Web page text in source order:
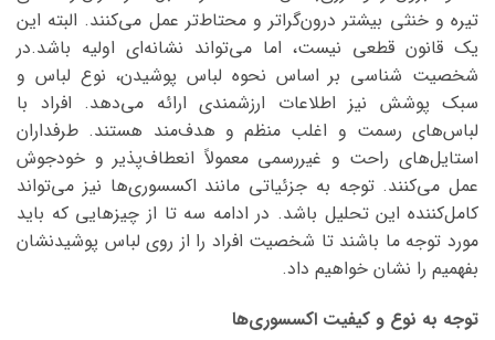
تیره و خنثی بیشتر درون‌گراتر و محتاط‌تر عمل می‌کنند. البته این
یک قانون قطعی نیست، اما می‌تواند نشانه‌ای اولیه باشد.در
شخصیت شناسی بر اساس نحوه لباس پوشیدن، نوع لباس و
سبک پوشش نیز اطلاعات ارزشمندی ارائه می‌دهد. افراد با
لباس‌های رسمت و اغلب منظم و هدف‌مند هستند. طرفداران
استایل‌های راحت و غیررسمی معمولاً انعطاف‌پذیر و خودجوش
عمل می‌کنند. توجه به جزئیاتی مانند اکسسوری‌ها نیز می‌تواند
کامل‌کننده این تحلیل باشد. در ادامه سه تا از چیزهایی که باید
مورد توجه ما باشند تا شخصیت افراد را از روی لباس پوشیدنشان
بفهمیم را نشان خواهیم داد.
توجه به نوع و کیفیت اکسسوری‌ها